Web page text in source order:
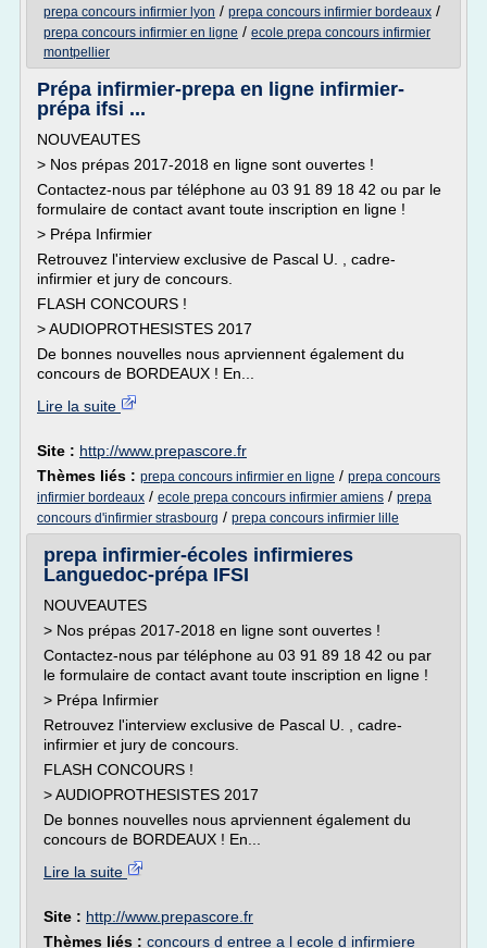
prepa concours infirmier lyon / prepa concours infirmier bordeaux /
prepa concours infirmier en ligne / ecole prepa concours infirmier
montpellier
Prépa infirmier-prepa en ligne infirmier-
prépa ifsi ...
NOUVEAUTES
> Nos prépas 2017-2018 en ligne sont ouvertes !
Contactez-nous par téléphone au 03 91 89 18 42 ou par le
formulaire de contact avant toute inscription en ligne !
> Prépa Infirmier
Retrouvez l'interview exclusive de Pascal U. , cadre-
infirmier et jury de concours.
FLASH CONCOURS !
> AUDIOPROTHESISTES 2017
De bonnes nouvelles nous aprviennent également du
concours de BORDEAUX ! En...
Lire la suite
Site : http://www.prepascore.fr
Thèmes liés : prepa concours infirmier en ligne / prepa concours
infirmier bordeaux / ecole prepa concours infirmier amiens / prepa
concours d'infirmier strasbourg / prepa concours infirmier lille
prepa infirmier-écoles infirmieres
Languedoc-prépa IFSI
NOUVEAUTES
> Nos prépas 2017-2018 en ligne sont ouvertes !
Contactez-nous par téléphone au 03 91 89 18 42 ou par
le formulaire de contact avant toute inscription en ligne !
> Prépa Infirmier
Retrouvez l'interview exclusive de Pascal U. , cadre-
infirmier et jury de concours.
FLASH CONCOURS !
> AUDIOPROTHESISTES 2017
De bonnes nouvelles nous aprviennent également du
concours de BORDEAUX ! En...
Lire la suite
Site : http://www.prepascore.fr
Thèmes liés : concours d entree a l ecole d infirmiere